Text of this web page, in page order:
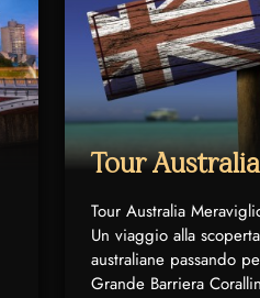
Tour
Tour Australia
Un viaggio alla
australiane passando
Grande Barriera